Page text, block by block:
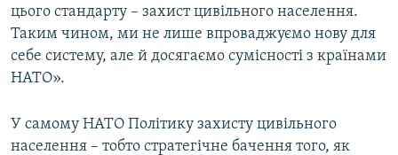
цього стандарту – захист цивільного населення.
Таким чином, ми не лише впроваджуємо нову для
себе систему, але й досягаємо сумісності з країнами
НАТО».
У самому НАТО Політику захисту цивільного
населення – тобто стратегічне бачення того, як